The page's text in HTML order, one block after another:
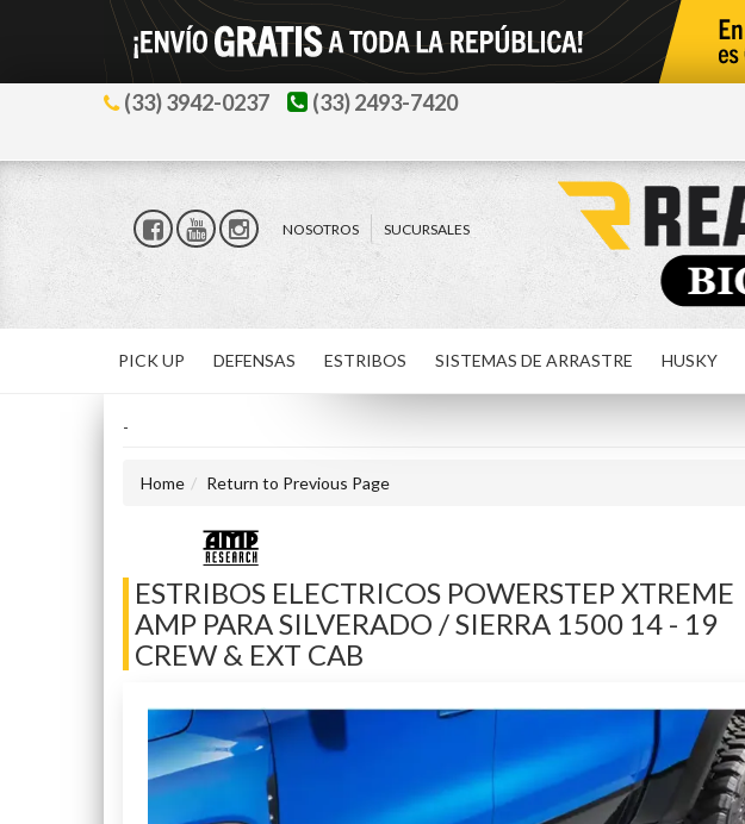
(33) 3942-0237 (33) 2493-7420
NOSOTROS
SUCURSALES
PICK UP DEFENSAS ESTRIBOS SISTEMAS DE ARRASTRE HUSKY
-
Home Return to Previous Page
ESTRIBOS ELECTRICOS POWERSTEP XTREME
AMP PARA SILVERADO / SIERRA 1500 14 - 19
CREW & EXT CAB